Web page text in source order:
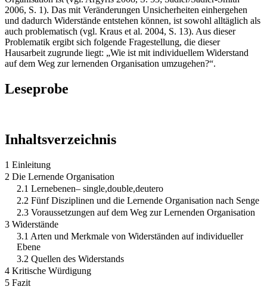
2006, S. 1). Das mit Veränderungen Unsicherheiten einhergehen
und dadurch Widerstände entstehen können, ist sowohl alltäglich als
auch problematisch (vgl. Kraus et al. 2004, S. 13). Aus dieser
Problematik ergibt sich folgende Fragestellung, die dieser
Hausarbeit zugrunde liegt: „Wie ist mit individuellem Widerstand
auf dem Weg zur lernenden Organisation umzugehen?“.
Leseprobe
Inhaltsverzeichnis
1 Einleitung
2 Die Lernende Organisation
2.1 Lernebenen– single,double,deutero
2.2 Fünf Disziplinen und die Lernende Organisation nach Senge
2.3 Voraussetzungen auf dem Weg zur Lernenden Organisation
3 Widerstände
3.1 Arten und Merkmale von Widerständen auf individueller
Ebene
3.2 Quellen des Widerstands
4 Kritische Würdigung
5 Fazit